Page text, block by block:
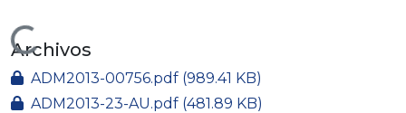
Cargando...
Archivos
ADM2013-00756.pdf (989.41 KB)
ADM2013-23-AU.pdf (481.89 KB)